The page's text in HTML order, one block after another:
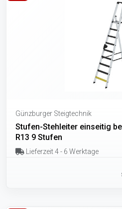
Günzburger Steigtechnik
Stufen-Stehleiter einseitig
R13 9 Stufen
Lieferzeit 4 - 6 Werktage